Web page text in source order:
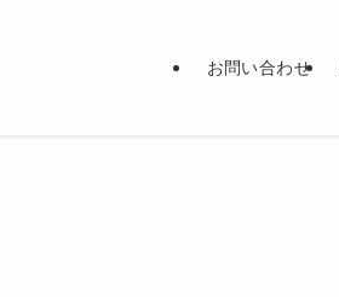
お問い合わせ